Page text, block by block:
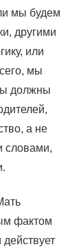
мы будем
другими
или
мы
должны
а не
словами,
фактом